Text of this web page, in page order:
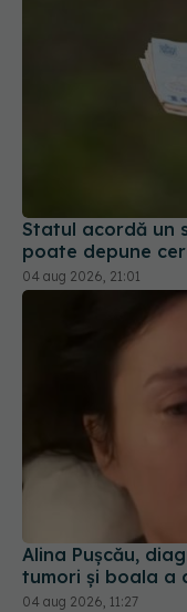
Statul acordă un
poate depune
04 aug 2026, 21:01
Alina Pușcău,
tumori și boala a
04 aug 2026, 11:27